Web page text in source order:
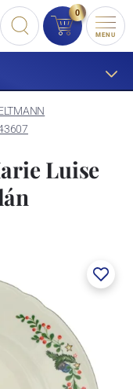
0
MENU
Luise